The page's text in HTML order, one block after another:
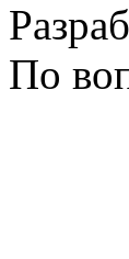
По